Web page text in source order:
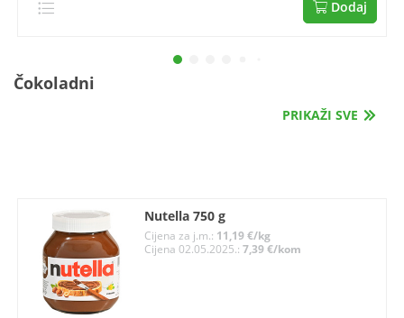
Dodaj
Čokoladni
PRIKAŽI SVE
Nutella 750 g
Cijena za j.m.: 11,19 €/kg
Cijena 02.05.2025.:7,39 €/kom